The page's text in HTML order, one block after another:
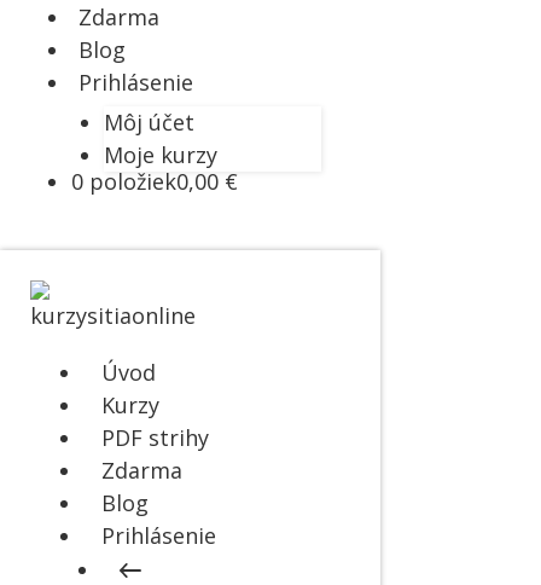
Zdarma
Blog
Prihlásenie
Môj účet
Moje kurzy
0 položiek0,00 €
Úvod
Kurzy
PDF strihy
Zdarma
Blog
Prihlásenie